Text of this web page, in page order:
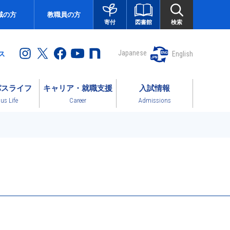
の方 教職員の方
寄付 図書館 検索
Japanese English
ライフ
Life
キャリア・就職支援
Career
入試情報
Admissions